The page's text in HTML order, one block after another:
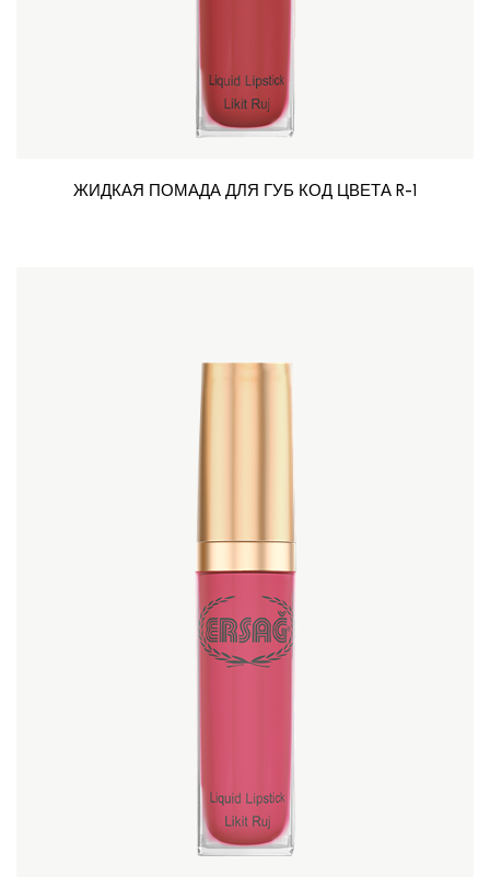
ЖИДКАЯ ПОМАДА ДЛЯ ГУБ КОД ЦВЕТА R-1